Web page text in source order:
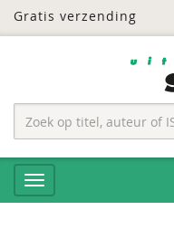
Gratis verzending